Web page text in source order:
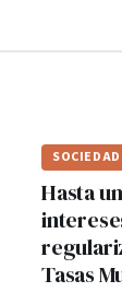
SOCIEDAD
Hasta
Tasas